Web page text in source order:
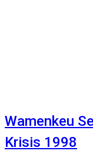
Wamenkeu
Krisis 1998